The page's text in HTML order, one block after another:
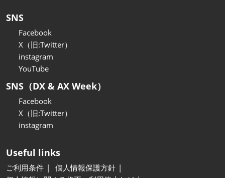
SNS
Facebook
X（旧:Twitter）
instagram
YouTube
SNS（DX & AX Week）
Facebook
X（旧:Twitter）
instagram
Useful links
ご利用条件
個人情報保護方針